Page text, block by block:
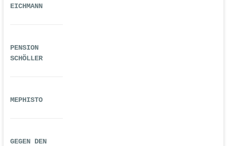
EICHMANN
PENSION
SCHÖLLER
MEPHISTO
GEGEN DEN